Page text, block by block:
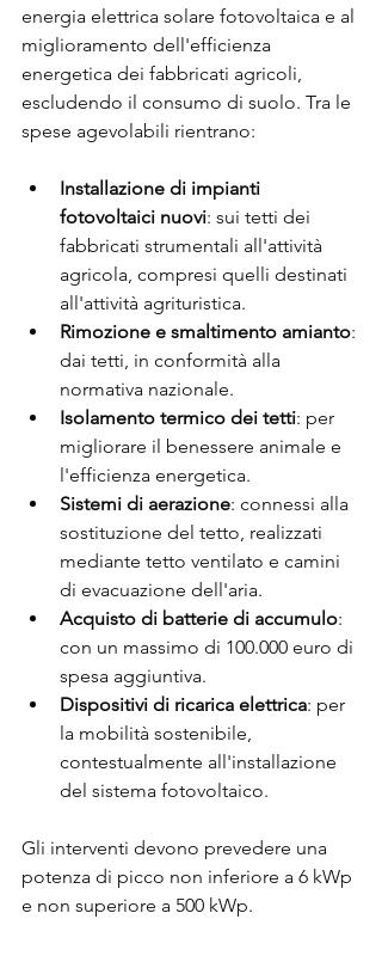
energia elettrica solare fotovoltaica e al
miglioramento dell'efficienza
energetica dei fabbricati agricoli,
escludendo il consumo di suolo. Tra le
spese agevolabili rientrano:
Installazione di impianti
fotovoltaici nuovi: sui tetti dei
fabbricati strumentali all'attività
agricola, compresi quelli destinati
all'attività agrituristica.
Rimozione e smaltimento amianto:
dai tetti, in conformità alla
normativa nazionale.
Isolamento termico dei tetti: per
migliorare il benessere animale e
l'efficienza energetica.
Sistemi di aerazione: connessi alla
sostituzione del tetto, realizzati
mediante tetto ventilato e camini
di evacuazione dell'aria.
Acquisto di batterie di accumulo:
con un massimo di 100.000 euro di
spesa aggiuntiva.
Dispositivi di ricarica elettrica: per
la mobilità sostenibile,
contestualmente all'installazione
del sistema fotovoltaico.
Gli interventi devono prevedere una
potenza di picco non inferiore a 6 kWp
e non superiore a 500 kWp.